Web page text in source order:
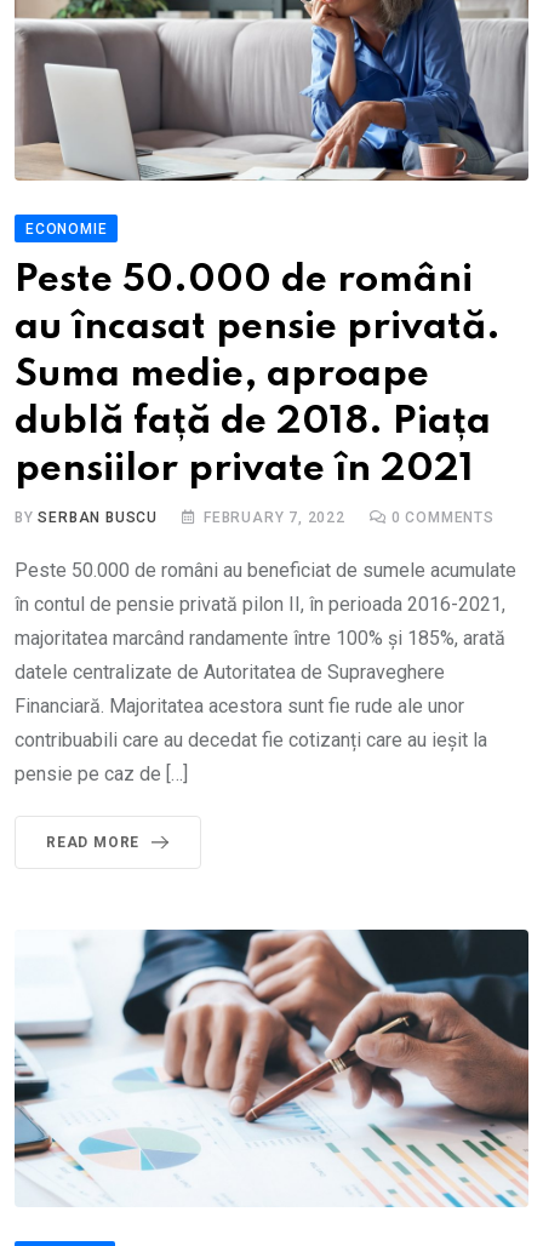
ECONOMIE
Peste 50.000 de români
au încasat pensie privată.
Suma medie, aproape
dublă față de 2018. Piața
pensiilor private în 2021
BYSERBAN BUSCU FEBRUARY 7, 2022 0 COMMENTS
Peste 50.000 de români au beneficiat de sumele acumulate
în contul de pensie privată pilon II, în perioada 2016-2021,
majoritatea marcând randamente între 100% și 185%, arată
datele centralizate de Autoritatea de Supraveghere
Financiară. Majoritatea acestora sunt fie rude ale unor
contribuabili care au decedat fie cotizanți care au ieșit la
pensie pe caz de […]
READ MORE